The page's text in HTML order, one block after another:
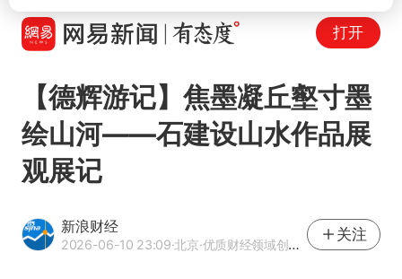
打开
【德辉游记】焦墨凝丘壑寸墨
绘山河——石建设山水作品展
观展记
新浪财经
2026-06-10 23:09·北京·优质财经领域创作者
关注